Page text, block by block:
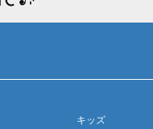
キッズ